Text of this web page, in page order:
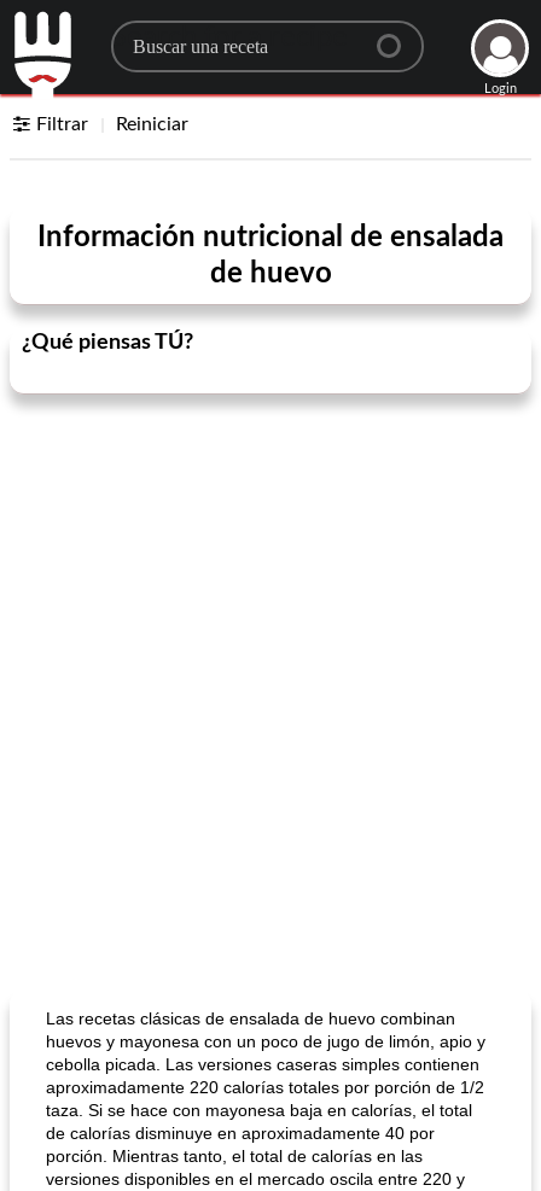
Search for a recipe
Login
Filtrar Reiniciar
Información nutricional de ensalada
de huevo
¿Qué piensas TÚ?
Las recetas clásicas de ensalada de huevo combinan
huevos y mayonesa con un poco de jugo de limón, apio y
cebolla picada. Las versiones caseras simples contienen
aproximadamente 220 calorías totales por porción de 1/2
taza. Si se hace con mayonesa baja en calorías, el total
de calorías disminuye en aproximadamente 40 por
porción. Mientras tanto, el total de calorías en las
versiones disponibles en el mercado oscila entre 220 y